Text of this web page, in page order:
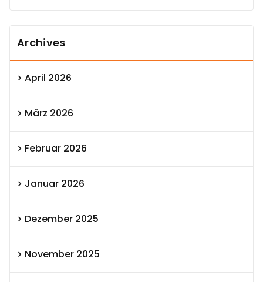
Archives
April 2026
März 2026
Februar 2026
Januar 2026
Dezember 2025
November 2025